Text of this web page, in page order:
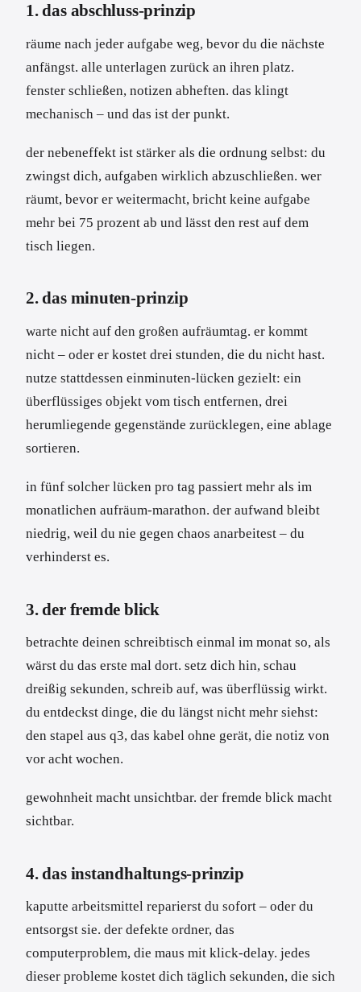
1. das abschluss-prinzip
räume nach jeder aufgabe weg, bevor du die nächste
anfängst. alle unterlagen zurück an ihren platz.
fenster schließen, notizen abheften. das klingt
mechanisch – und das ist der punkt.
der nebeneffekt ist stärker als die ordnung selbst: du
zwingst dich, aufgaben wirklich abzuschließen. wer
räumt, bevor er weitermacht, bricht keine aufgabe
mehr bei 75 prozent ab und lässt den rest auf dem
tisch liegen.
2. das minuten-prinzip
warte nicht auf den großen aufräumtag. er kommt
nicht – oder er kostet drei stunden, die du nicht hast.
nutze stattdessen einminuten-lücken gezielt: ein
überflüssiges objekt vom tisch entfernen, drei
herumliegende gegenstände zurücklegen, eine ablage
sortieren.
in fünf solcher lücken pro tag passiert mehr als im
monatlichen aufräum-marathon. der aufwand bleibt
niedrig, weil du nie gegen chaos anarbeitest – du
verhinderst es.
3. der fremde blick
betrachte deinen schreibtisch einmal im monat so, als
wärst du das erste mal dort. setz dich hin, schau
dreißig sekunden, schreib auf, was überflüssig wirkt.
du entdeckst dinge, die du längst nicht mehr siehst:
den stapel aus q3, das kabel ohne gerät, die notiz von
vor acht wochen.
gewohnheit macht unsichtbar. der fremde blick macht
sichtbar.
4. das instandhaltungs-prinzip
kaputte arbeitsmittel reparierst du sofort – oder du
entsorgst sie. der defekte ordner, das
computerproblem, die maus mit klick-delay. jedes
dieser probleme kostet dich täglich sekunden, die sich